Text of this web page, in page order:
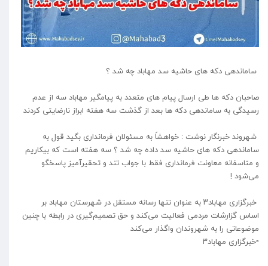
ساماندهی دکه های حاشیه سد مهاباد چه شد ؟
صاحبان دکه ها طی ارسال پیام های متعدد به پیامگیر مهاباد سه از عدم
رسیدگی به ساماندهی دکه ها بعد از گذشت سه هفته ابراز نارضایتی کردند
شهروند خبرنگار نوشت : خواهشاً به مسئولان فرمانداری بگید قول به
ساماندهی دکه های حاشیه سد داده چه شد ؟ سه هفته است که بیکاریم
و متاسفانه معاونت فرمانداری فقط با جواب تند و تحقیرآمیز پاسخگو
می‌شود !
خبرگزاری مهاباد۳ به عنوان تنها رسانه مستقل در شهرستان مهاباد بر
اساس گزارشات مردمی فعالیت می‌کند و حق تصمیم‌گیری در رابطه با چنین
موضوعاتی را به شهروندان واگذار می‌کند
‌▫️⁩خبرگزاری مهاباد۳